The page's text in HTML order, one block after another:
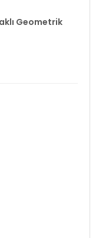
Geometrik